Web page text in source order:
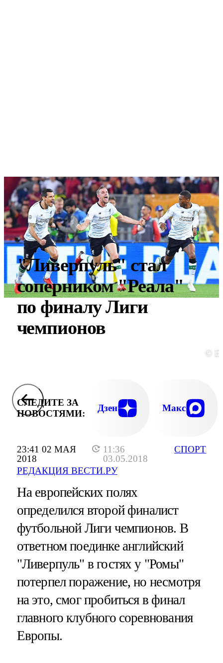
23:41 02 МАЯ
2018
11:36
03.05.2018
РЕДАКЦИЯ ВЕСТИ.РУ
СПОРТ
"Ливерпуль" стал
соперником "Реала"
по финалу Лиги
чемпионов
©
СЛЕДИТЕ ЗА
НОВОСТЯМИ:
Дзен Макс
На европейских полях
определился второй финалист
футбольной Лиги чемпионов. В
ответном поединке английский
"Ливерпуль" в гостях у "Ромы"
потерпел поражение, но несмотря
на это, смог пробиться в финал
главного клубного соревнования
Европы.